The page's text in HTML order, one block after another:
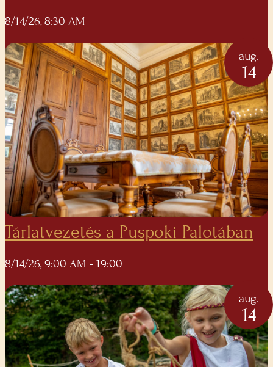
8/14/26, 8:30 AM
aug.
14
Tárlatvezetés a Püspöki Palotában
8/14/26, 9:00 AM - 19:00
aug.
14